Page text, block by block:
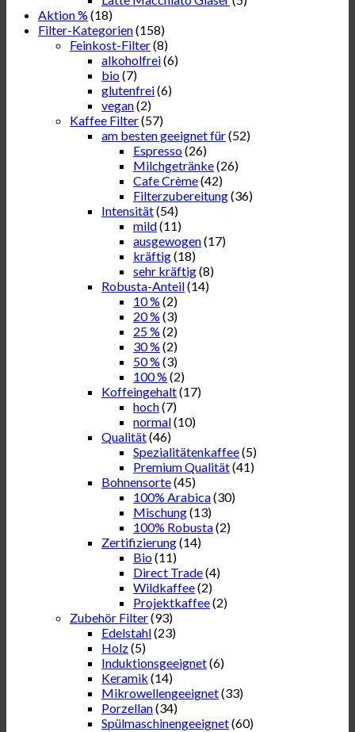
Aktion % (18)
Filter-Kategorien(158)
Feinkost-Filter(8)
alkoholfrei(6)
bio(7)
glutenfrei(6)
vegan(2)
Kaffee Filter(57)
am besten geeignet für(52)
Espresso(26)
Milchgetränke(26)
Cafe Crème(42)
Filterzubereitung(36)
Intensität(54)
mild(11)
ausgewogen(17)
kräftig(18)
sehr kräftig(8)
Robusta-Anteil(14)
10 % (2)
20 % (3)
25 % (2)
30 % (2)
50 % (3)
100 % (2)
Koffeingehalt(17)
hoch(7)
normal(10)
Qualität(46)
Spezialitätenkaffee(5)
Premium Qualität(41)
Bohnensorte(45)
100% Arabica(30)
Mischung(13)
100% Robusta(2)
Zertifizierung(14)
Bio(11)
Direct Trade(4)
Wildkaffee(2)
Projektkaffee(2)
Zubehör Filter(93)
Edelstahl(23)
Holz(5)
Induktionsgeeignet(6)
Keramik (14)
Mikrowellengeeignet(33)
Porzellan(34)
Spülmaschinengeeignet(60)